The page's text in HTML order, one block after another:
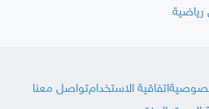
رياضية
اتفاقية الاستخدامتواصل معنا